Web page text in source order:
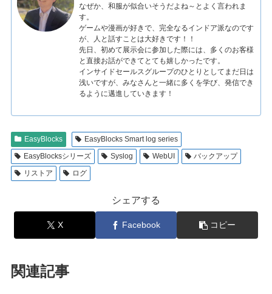
なぜか、和服が似合いそうだよね～とよく言われま
す。
ゲームや漫画が好きで、完全なるインドア派なのです
が、人と話すことは大好きです！！
先日、初めて展示会に参加した際には、多くのお客様
と直接お話ができてとても嬉しかったです。
インサイドセールスグループのひとりとしてまだ日は
浅いですが、みなさんと一緒に多くを学び、発信でき
るように邁進していきます！
EasyBlocks
EasyBlocks Smart log series
EasyBlocksシリーズ
Syslog WebUI
バックアップ
リストア
ログ
シェアする
X Facebook コピー
関連記事